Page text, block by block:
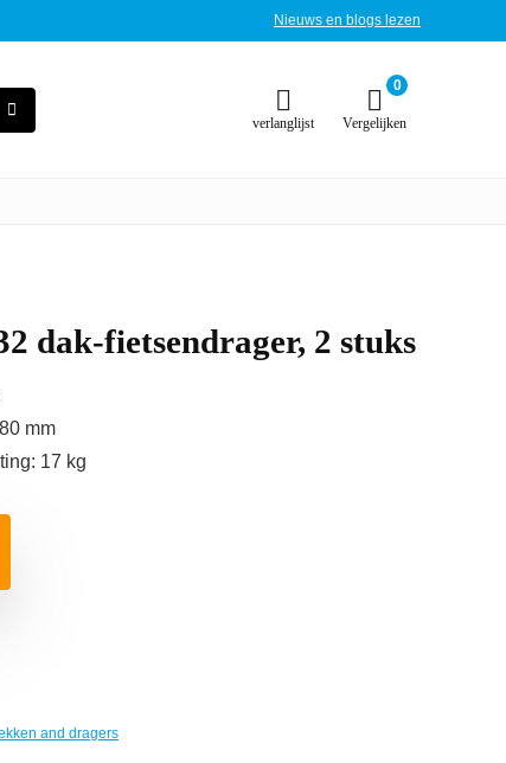
Nieuws en blogs lezen
verlanglijst
0
Vergelijken
dak-fietsendrager, 2 stuks
mm
17 kg
and dragers